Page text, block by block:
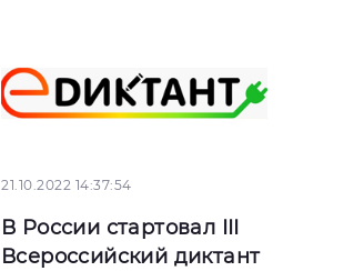
21.10.2022 14:37:54
В России стартовал III
Всероссийский диктант